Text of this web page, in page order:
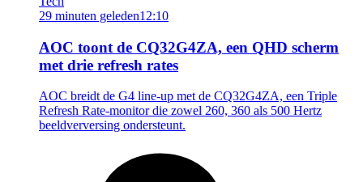
29 minuten geleden12:10
AOC toont de CQ32G4ZA, een QHD scherm
met drie refresh rates
AOC breidt de G4 line-up met de CQ32G4ZA, een Triple
Refresh Rate-monitor die zowel 260, 360 als 500 Hertz
beeldverversing ondersteunt.